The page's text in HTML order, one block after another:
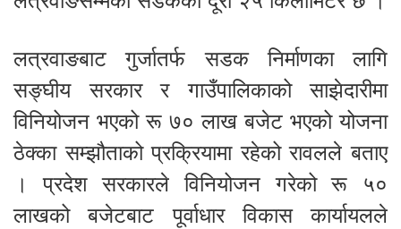
लत्रवाङबाट गुर्जातर्फ सडक निर्माणका लागि
सङ्घीय सरकार र गाउँपालिकाको साझेदारीमा
विनियोजन भएको रू ७० लाख बजेट भएको योजना
ठेक्का सम्झौताको प्रक्रियामा रहेको रावलले बताए
। प्रदेश सरकारले विनियोजन गरेको रू ५०
लाखको बजेटबाट पूर्वाधार विकास कार्यायलले